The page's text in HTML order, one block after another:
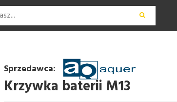
Sprzedawca:
Krzywka baterii M13